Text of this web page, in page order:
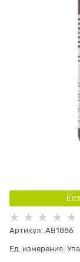
Артикул: AB1886
Ед. измерения: